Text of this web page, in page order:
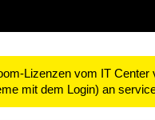
Lizenzen vom IT
mit dem Login) an
Lehr- und Lernprozesse